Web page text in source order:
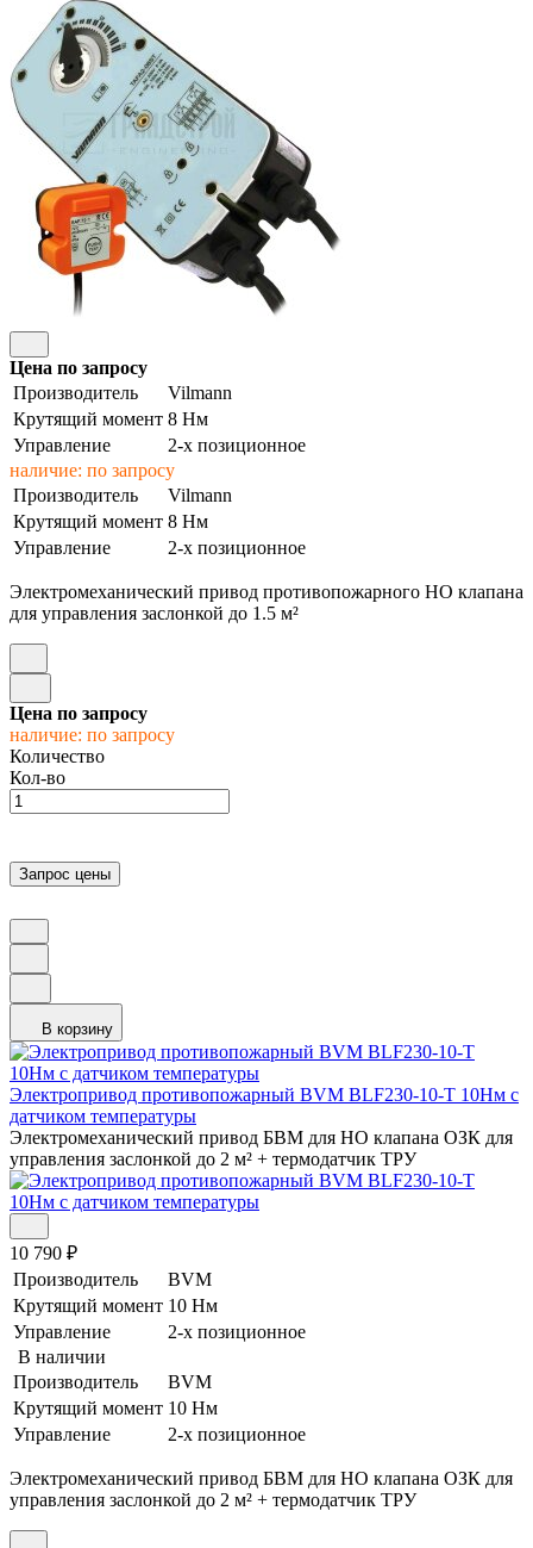
Цена по запросу
Производитель
Vilmann
Крутящий момент 8 Нм
Управление
2-х позиционное
наличие: по запросу
Производитель
Vilmann
Крутящий момент 8 Нм
Управление
2-х позиционное
Электромеханический привод противопожарного НО клапана
для управления заслонкой до 1.5 м²
Цена по запросу
наличие: по запросу
Количество
Кол-во
В корзину
Электропривод противопожарный BVM BLF230-10-T 10Нм с
датчиком температуры
Электромеханический привод БВМ для НО клапана ОЗК для
управления заслонкой до 2 м² + термодатчик ТРУ
10 790 ₽
Производитель
BVM
Крутящий момент 10 Нм
Управление
2-х позиционное
В наличии
Производитель
BVM
Крутящий момент 10 Нм
Управление
2-х позиционное
Электромеханический привод БВМ для НО клапана ОЗК для
управления заслонкой до 2 м² + термодатчик ТРУ